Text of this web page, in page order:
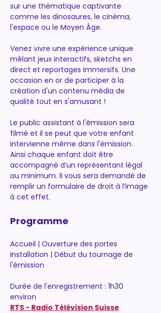
sur une thématique captivante
comme les dinosaures, le cinéma,
l'espace ou le Moyen Âge.
Venez vivre une expérience unique
mêlant jeux interactifs, sketchs en
direct et reportages immersifs. Une
occasion en or de participer à la
création d'un contenu média de
qualité tout en s'amusant !
Le public assistant à l'émission sera
filmé et il se peut que votre enfant
intervienne même dans l'émission.
Ainsi chaque enfant doit être
accompagné d’un représentant légal
au minimum. Il vous sera demandé de
remplir un formulaire de droit à l’image
à cet effet.
Programme
Accueil | Ouverture des portes
Installation | Début du tournage de
l'émission
Durée de l'enregistrement : 1h30
environ
RTS - Radio Télévision Suisse